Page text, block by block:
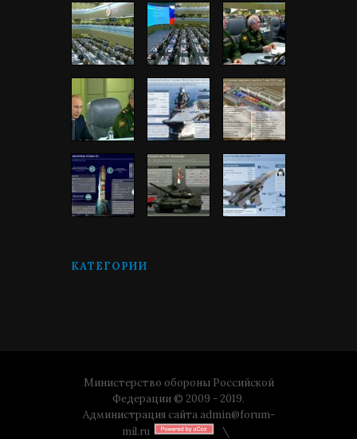
КАТЕГОРИИ
Министерство обороны Российской
Федерации © 2009 - 2019.
Администрация сайта admin@forum-
mil.ru